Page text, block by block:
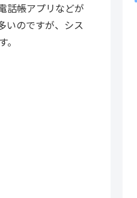
話帳アプリなどが
いのですが、シス